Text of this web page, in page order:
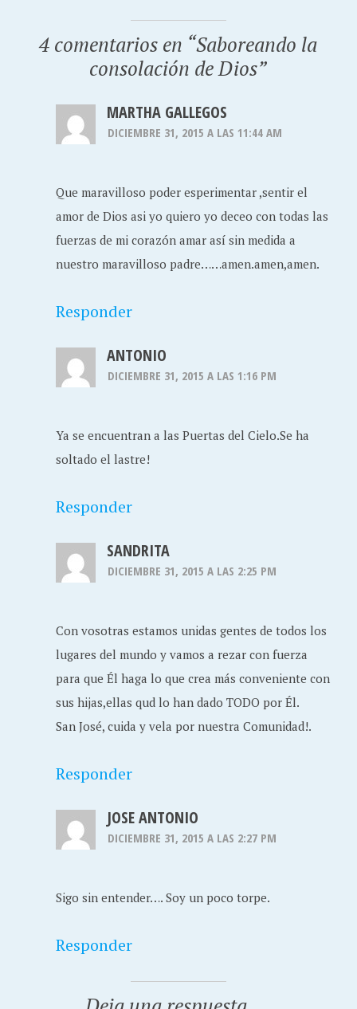
4 comentarios en “Saboreando la
consolación de Dios”
MARTHA GALLEGOS
DICIEMBRE 31, 2015 A LAS 11:44 AM
Que maravilloso poder esperimentar ,sentir el
amor de Dios asi yo quiero yo deceo con todas las
fuerzas de mi corazón amar así sin medida a
nuestro maravilloso padre……amen.amen,amen.
Responder
ANTONIO
DICIEMBRE 31, 2015 A LAS 1:16 PM
Ya se encuentran a las Puertas del Cielo.Se ha
soltado el lastre!
Responder
SANDRITA
DICIEMBRE 31, 2015 A LAS 2:25 PM
Con vosotras estamos unidas gentes de todos los
lugares del mundo y vamos a rezar con fuerza
para que Él haga lo que crea más conveniente con
sus hijas,ellas qud lo han dado TODO por Él.
San José, cuida y vela por nuestra Comunidad!.
Responder
JOSE ANTONIO
DICIEMBRE 31, 2015 A LAS 2:27 PM
Sigo sin entender…. Soy un poco torpe.
Responder